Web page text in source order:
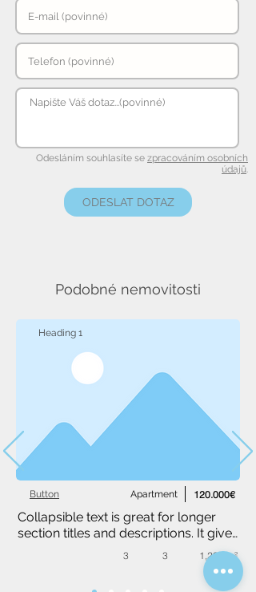
Odesláním souhlasíte se zpracováním osobních
údajů.
ODESLAT DOTAZ
Podobné nemovitosti
Heading 1
Apartment
Button 120.000€
Collapsible text is great for longer
section titles and descriptions. It gives
people access to all the info they
need, while keeping your layout
clean. Link your text to anything, or
3 3 1,234 m²